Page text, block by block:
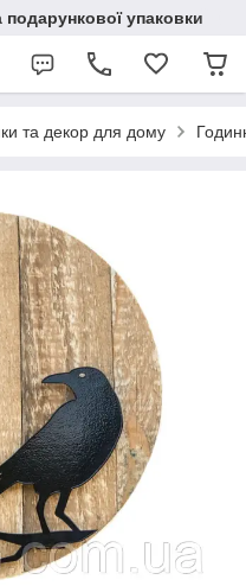
подарункової упаковки
та декор для дому